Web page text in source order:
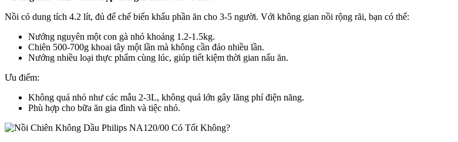
Nồi có dung tích 4.2 lít, đủ để chế biến khẩu phần ăn cho 3-5 người. Với không gian nồi rộng rãi, bạn có thể:
Nướng nguyên một con gà nhỏ khoảng 1.2-1.5kg.
Chiên 500-700g khoai tây một lần mà không cần đảo nhiều lần.
Nướng nhiều loại thực phẩm cùng lúc, giúp tiết kiệm thời gian nấu ăn.
Ưu điểm:
Không quá nhỏ như các mẫu 2-3L, không quá lớn gây lãng phí điện năng.
Phù hợp cho bữa ăn gia đình và tiệc nhỏ.